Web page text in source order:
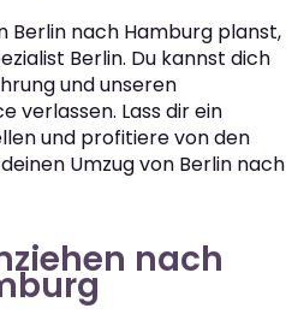
Berlin nach Hamburg planst,
Berlin. Du kannst dich
und unseren
verlassen. Lass dir ein
und profitiere von den
Umzug von Berlin nach
nach